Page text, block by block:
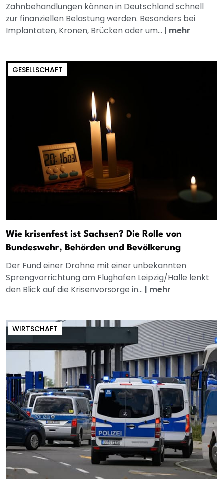
Zahnbehandlungen können in Deutschland schnell
zur finanziellen Belastung werden. Besonders bei
Implantaten, Kronen, Brücken oder um... | mehr
GESELLSCHAFT
Wie krisenfest ist Sachsen? Die Rolle von
Bundeswehr, Behörden und Bevölkerung
Der Fund einer Drohne mit einer unbekannten
Sprengvorrichtung am Flughafen Leipzig/Halle lenkt
den Blick auf die Krisenvorsorge in... | mehr
WIRTSCHAFT